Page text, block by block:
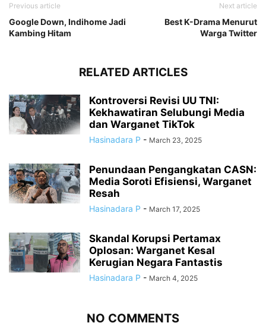
Previous article
Google Down, Indihome Jadi
Kambing Hitam
Next article
Best K-Drama Menurut
Warga Twitter
RELATED ARTICLES
Kontroversi Revisi UU TNI:
Kekhawatiran Selubungi Media
dan Warganet TikTok
Hasinadara P - March 23, 2025
Penundaan Pengangkatan CASN:
Media Soroti Efisiensi, Warganet
Resah
Hasinadara P - March 17, 2025
Skandal Korupsi Pertamax
Oplosan: Warganet Kesal
Kerugian Negara Fantastis
Hasinadara P - March 4, 2025
NO COMMENTS